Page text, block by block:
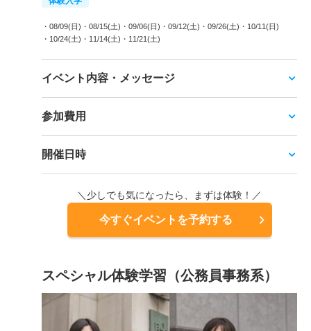
・08/09(日) ・08/15(土) ・09/06(日) ・09/12(土) ・09/26(土) ・10/11(日)
・10/24(土) ・11/14(土) ・11/21(土)
イベント内容・メッセージ
参加費用
開催日時
＼少しでも気になったら、まずは体験！／
今すぐイベントを予約する
スペシャル体験学習（公務員事務系）